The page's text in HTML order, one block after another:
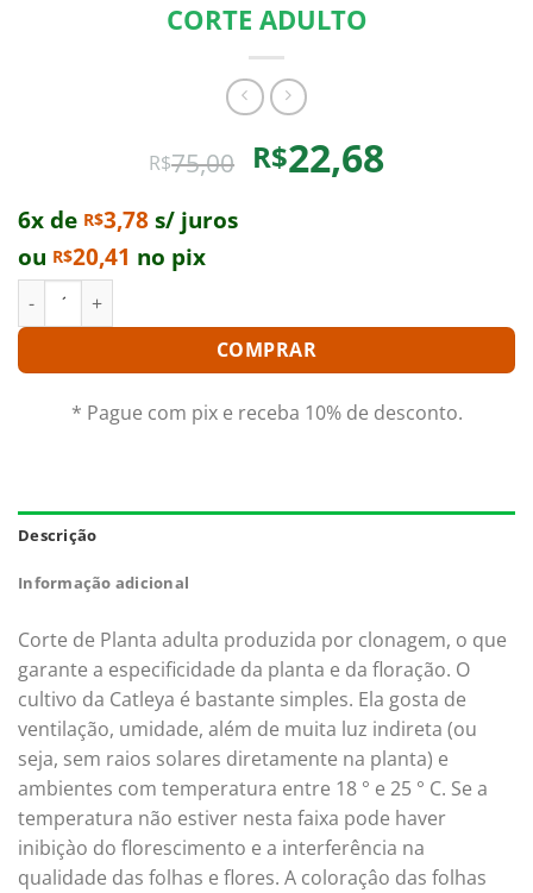
CORTE ADULTO
R$75,00 O
preço
R$22,68O
preço
6x de R$3,78s/ juros
ou R$20,41 no pix
BLC. DELTA KING "TANGERGLOW" - CORTE ADULTO
COMPRAR
* Pague com pix e receba 10% de desconto.
Descrição
Informação adicional
Corte de Planta adulta produzida por clonagem, o que
garante a especificidade da planta e da floração. O
cultivo da Catleya é bastante simples. Ela gosta de
ventilação, umidade, além de muita luz indireta (ou
seja, sem raios solares diretamente na planta) e
ambientes com temperatura entre 18 ° e 25 ° C. Se a
temperatura não estiver nesta faixa pode haver
inibiçào do florescimento e a interferência na
qualidade das folhas e flores. A coloraçâo das folhas